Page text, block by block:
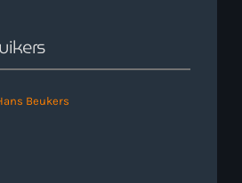
Ook kun je tijdens de
Beukers